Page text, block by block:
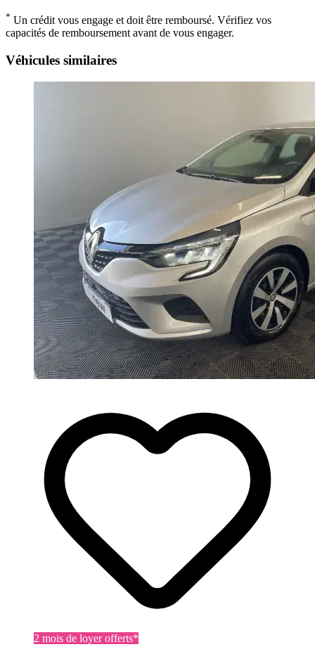
* Un crédit vous engage et doit être remboursé. Vérifiez vos
capacités de remboursement avant de vous engager.
Véhicules similaires
2 mois de loyer offerts*